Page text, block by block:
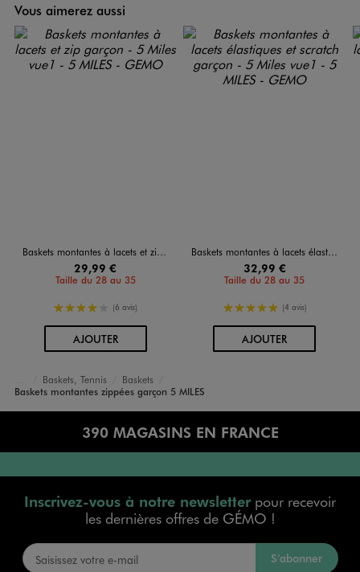
Vous aimerez aussi
Baskets montantes à lacets et zip garçon - 5 Miles
29,99 €
Taille du 28 au 35
4/5 de moyenne
(6 avis)
AJOUTERAU PANIER
Baskets montantes à lacets élastiques et scratch garçon - 5 Miles
32,99 €
Taille du 28 au 35
5/5 de moyenne
(4 avis)
AJOUTERAU PANIER
Accueil
Garçon
Chaussures
Baskets, Tennis
Baskets
Baskets montantes zippées garçon 5 MILES
390 MAGASINS EN FRANCE
Inscrivez-vous à notre newsletterpour recevoir
les dernières offres de GÉMO !
S’abonner